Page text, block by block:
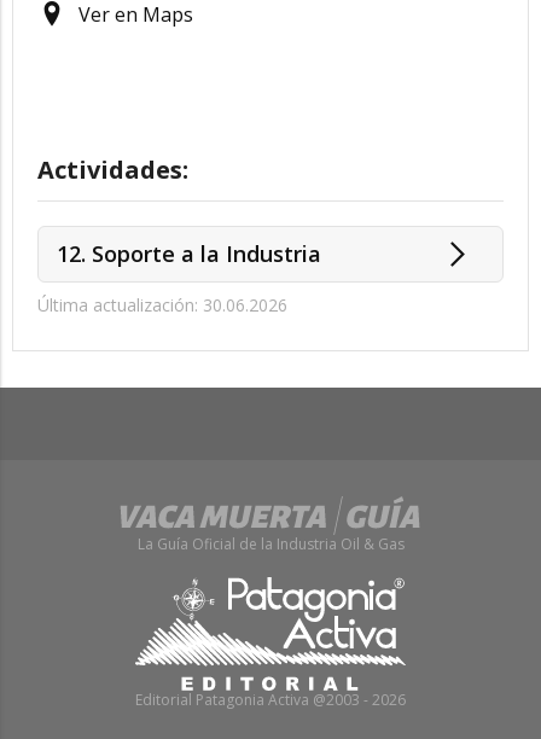
Ver en Maps
Actividades:
12. Soporte a la Industria
Última actualización: 30.06.2026
La Guía Oficial de la Industria Oil & Gas
Editorial Patagonia Activa @2003 - 2026